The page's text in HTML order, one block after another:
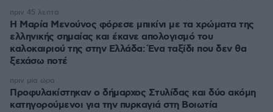
Η Μαρία Μενούνος φόρεσε μπικίνι με τα χρώματα της
ελληνικής σημαίας και έκανε απολογισμό του
καλοκαιριού της στην Ελλάδα: Ένα ταξίδι που δεν θα
ξεχάσω ποτέ
πριν 45 λεπτά
Προφυλακίστηκαν ο δήμαρχος Στυλίδας και δύο ακόμη
κατηγορούμενοι για την πυρκαγιά στη Βοιωτία
πριν μία ώρα